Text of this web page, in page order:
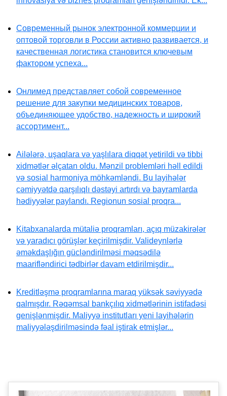
Современный рынок электронной коммерции и
оптовой торговли в России активно развивается, и
качественная логистика становится ключевым
фактором успеха...
Онлимед представляет собой современное
решение для закупки медицинских товаров,
объединяющее удобство, надежность и широкий
ассортимент...
Ailələrə, uşaqlara və yaşlılara diqqət yetirildi və tibbi
xidmətlər əlçatan oldu. Mənzil problemləri həll edildi
və sosial harmoniya möhkəmləndi. Bu layihələr
cəmiyyətdə qarşılıqlı dəstəyi artırdı və bayramlarda
hədiyyələr paylandı. Regionun sosial proqra...
Kitabxanalarda mütaliə proqramları, açıq müzakirələr
və yaradıcı görüşlər keçirilmişdir. Valideynlərlə
əməkdaşlığın gücləndirilməsi məqsədilə
maarifləndirici tədbirlər davam etdirilmişdir...
Kreditləşmə proqramlarına maraq yüksək səviyyədə
qalmışdır. Rəqəmsal bankçılıq xidmətlərinin istifadəsi
genişlənmişdir. Maliyyə institutları yeni layihələrin
maliyyələşdirilməsində fəal iştirak etmişlər...